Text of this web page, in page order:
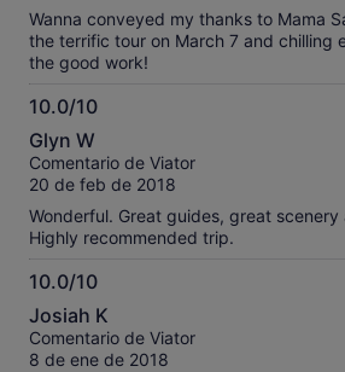
Wanna conveyed my thanks to Mama
the terrific tour on March 7 and chilling
the good work!
10.0/10
10.0
sobre
10
Glyn W
Comentario de Viator
20 de feb de 2018
Wonderful. Great guides, great
Highly recommended trip.
10.0/10
10.0
sobre
10
Josiah K
Comentario de Viator
8 de ene de 2018